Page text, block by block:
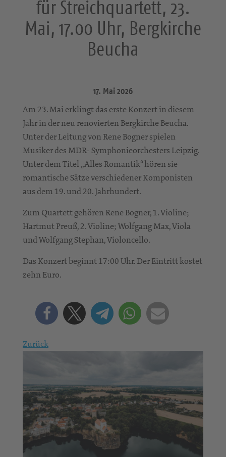
für Streichquartett, 23.
Mai, 17.00 Uhr, Bergkirche
Beucha
17. Mai 2026
Am 23. Mai erklingt das erste Konzert in diesem
Jahr in der neu renovierten Bergkirche Beucha.
Unter der Leitung von Rene Bogner spielen
Musiker des MDR- Symphonieorchesters Leipzig.
Unter dem Titel „Alles Romantik“ hören sie
romantische Sätze verschiedener Komponisten
aus dem 19. und 20. Jahrhundert.
Zum Quartett gehören Rene Bogner, 1. Violine;
Hartmut Preuß, 2. Violine; Wolfgang Max, Viola
und Wolfgang Stephan, Violoncello.
Das Konzert beginnt 17:00 Uhr. Der Eintritt kostet
zehn Euro.
Zurück